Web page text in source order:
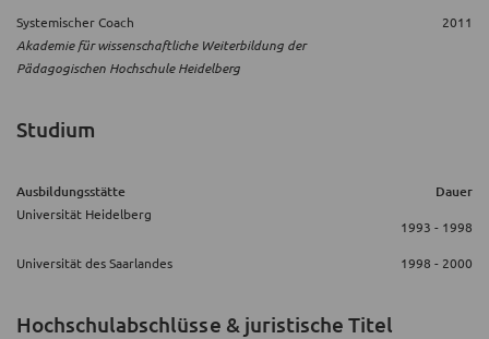
Systemischer Coach
Akademie für wissenschaftliche Weiterbildung der
Pädagogischen Hochschule Heidelberg
2011
Studium
Ausbildungsstätte Dauer
Universität Heidelberg
1993 - 1998
Universität des Saarlandes 1998 - 2000
Hochschulabschlüsse & juristische Titel